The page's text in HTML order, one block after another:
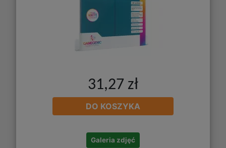
31,27 zł
DO KOSZYKA
Galeria zdjęć